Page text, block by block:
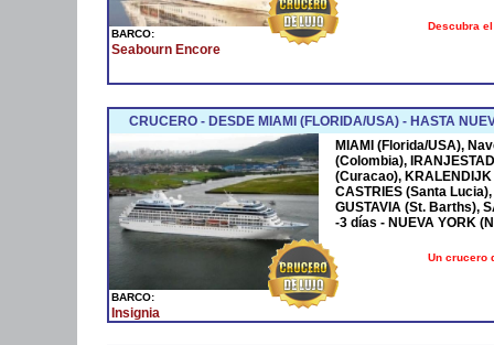
BARCO:
Seabourn Encore
Descubra
CRUCERO - DESDE MIAMI (FLORIDA/USA) - HASTA
BARCO:
Insignia
MIAMI (Florida/USA),
(Colombia),
(Curacao), KRALENDIJK
CASTRIES (Santa
GUSTAVIA (St. Barths),
-3 días - NUEVA YORK
Un crucero